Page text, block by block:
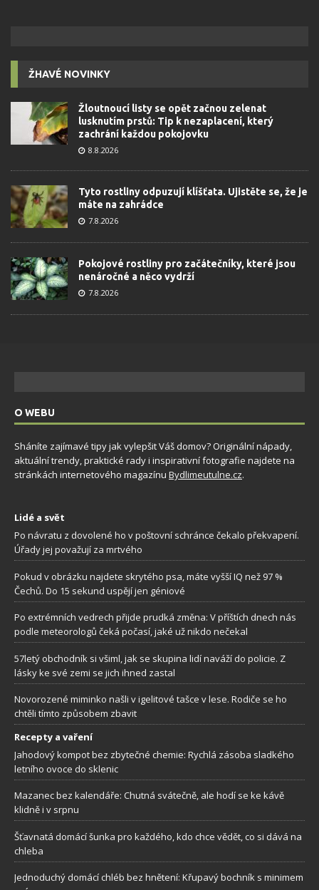
ŽHAVÉ NOVINKY
Žloutnoucí listy se opět začnou zelenat
lusknutím prstů: Tip k nezaplacení, který
zachrání každou pokojovku
8.8.2026
Tyto rostliny odpuzují klíšťata. Ujistěte se, že je
máte na zahrádce
7.8.2026
Pokojové rostliny pro začátečníky, které jsou
nenáročné a něco vydrží
7.8.2026
O WEBU
Sháníte zajímavé tipy jak vylepšit Váš domov? Originální nápady,
aktuální trendy, praktické rady i inspirativní fotografie najdete na
stránkách internetového magazínu Bydlimeutulne.cz.
Lidé a svět
Po návratu z dovolené ho v poštovní schránce čekalo překvapení.
Úřady jej považují za mrtvého
Pokud v obrázku najdete skrytého psa, máte vyšší IQ než 97 %
Čechů. Do 15 sekund uspějí jen géniové
Po extrémních vedrech přijde prudká změna: V příštích dnech nás
podle meteorologů čeká počasí, jaké už nikdo nečekal
57letý obchodník si všiml, jak se skupina lidí naváží do policie. Z
lásky ke své zemi se jich ihned zastal
Novorozené miminko našli v igelitové tašce v lese. Rodiče se ho
chtěli tímto způsobem zbavit
Recepty a vaření
Jahodový kompot bez zbytečné chemie: Rychlá zásoba sladkého
letního ovoce do sklenic
Mazanec bez kalendáře: Chutná svátečně, ale hodí se ke kávě
klidně i v srpnu
Šťavnatá domácí šunka pro každého, kdo chce vědět, co si dává na
chleba
Jednoduchý domácí chléb bez hnětení: Křupavý bochník s minimem